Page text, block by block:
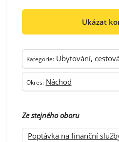
Ukázat
Kategorie: Ubytování,
Okres: Náchod
Ze stejného oboru
Poptávka na finanční